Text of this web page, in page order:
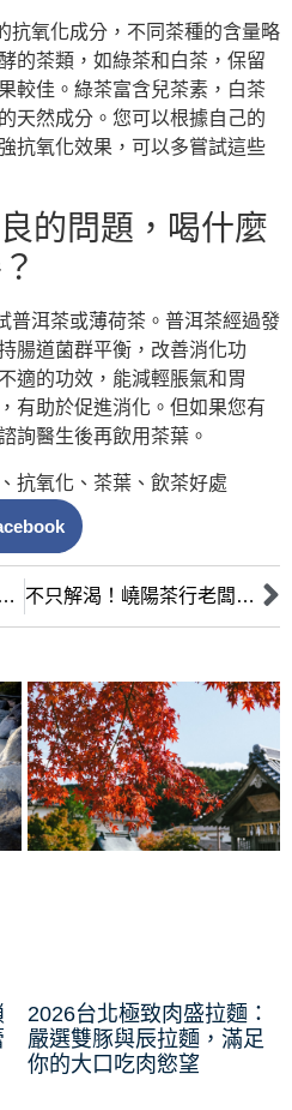
抗氧化成分，不同茶種的含量略
的茶類，如綠茶和白茶，保留
較佳。綠茶富含兒茶素，白茶
天然成分。您可以根據自己的
抗氧化效果，可以多嘗試這些
的問題，喝什麼
普洱茶或薄荷茶。普洱茶經過發
腸道菌群平衡，改善消化功
適的功效，能減輕脹氣和胃
有助於促進消化。但如果您有
詢醫生後再飲用茶葉。
、 抗氧化 、 茶葉 、 飲茶好處
永康街邊喝咖啡邊辦公：Wi-Fi & 插座友善咖啡廳，自由工作者的效率天堂 不只解渴！嶢陽茶行老闆帶你認識茶葉療癒力：喝對茶，穩定情緒又放鬆
2026台北極致肉盛拉麵：
嚴選雙豚與辰拉麵，滿足
你的大口吃肉慾望